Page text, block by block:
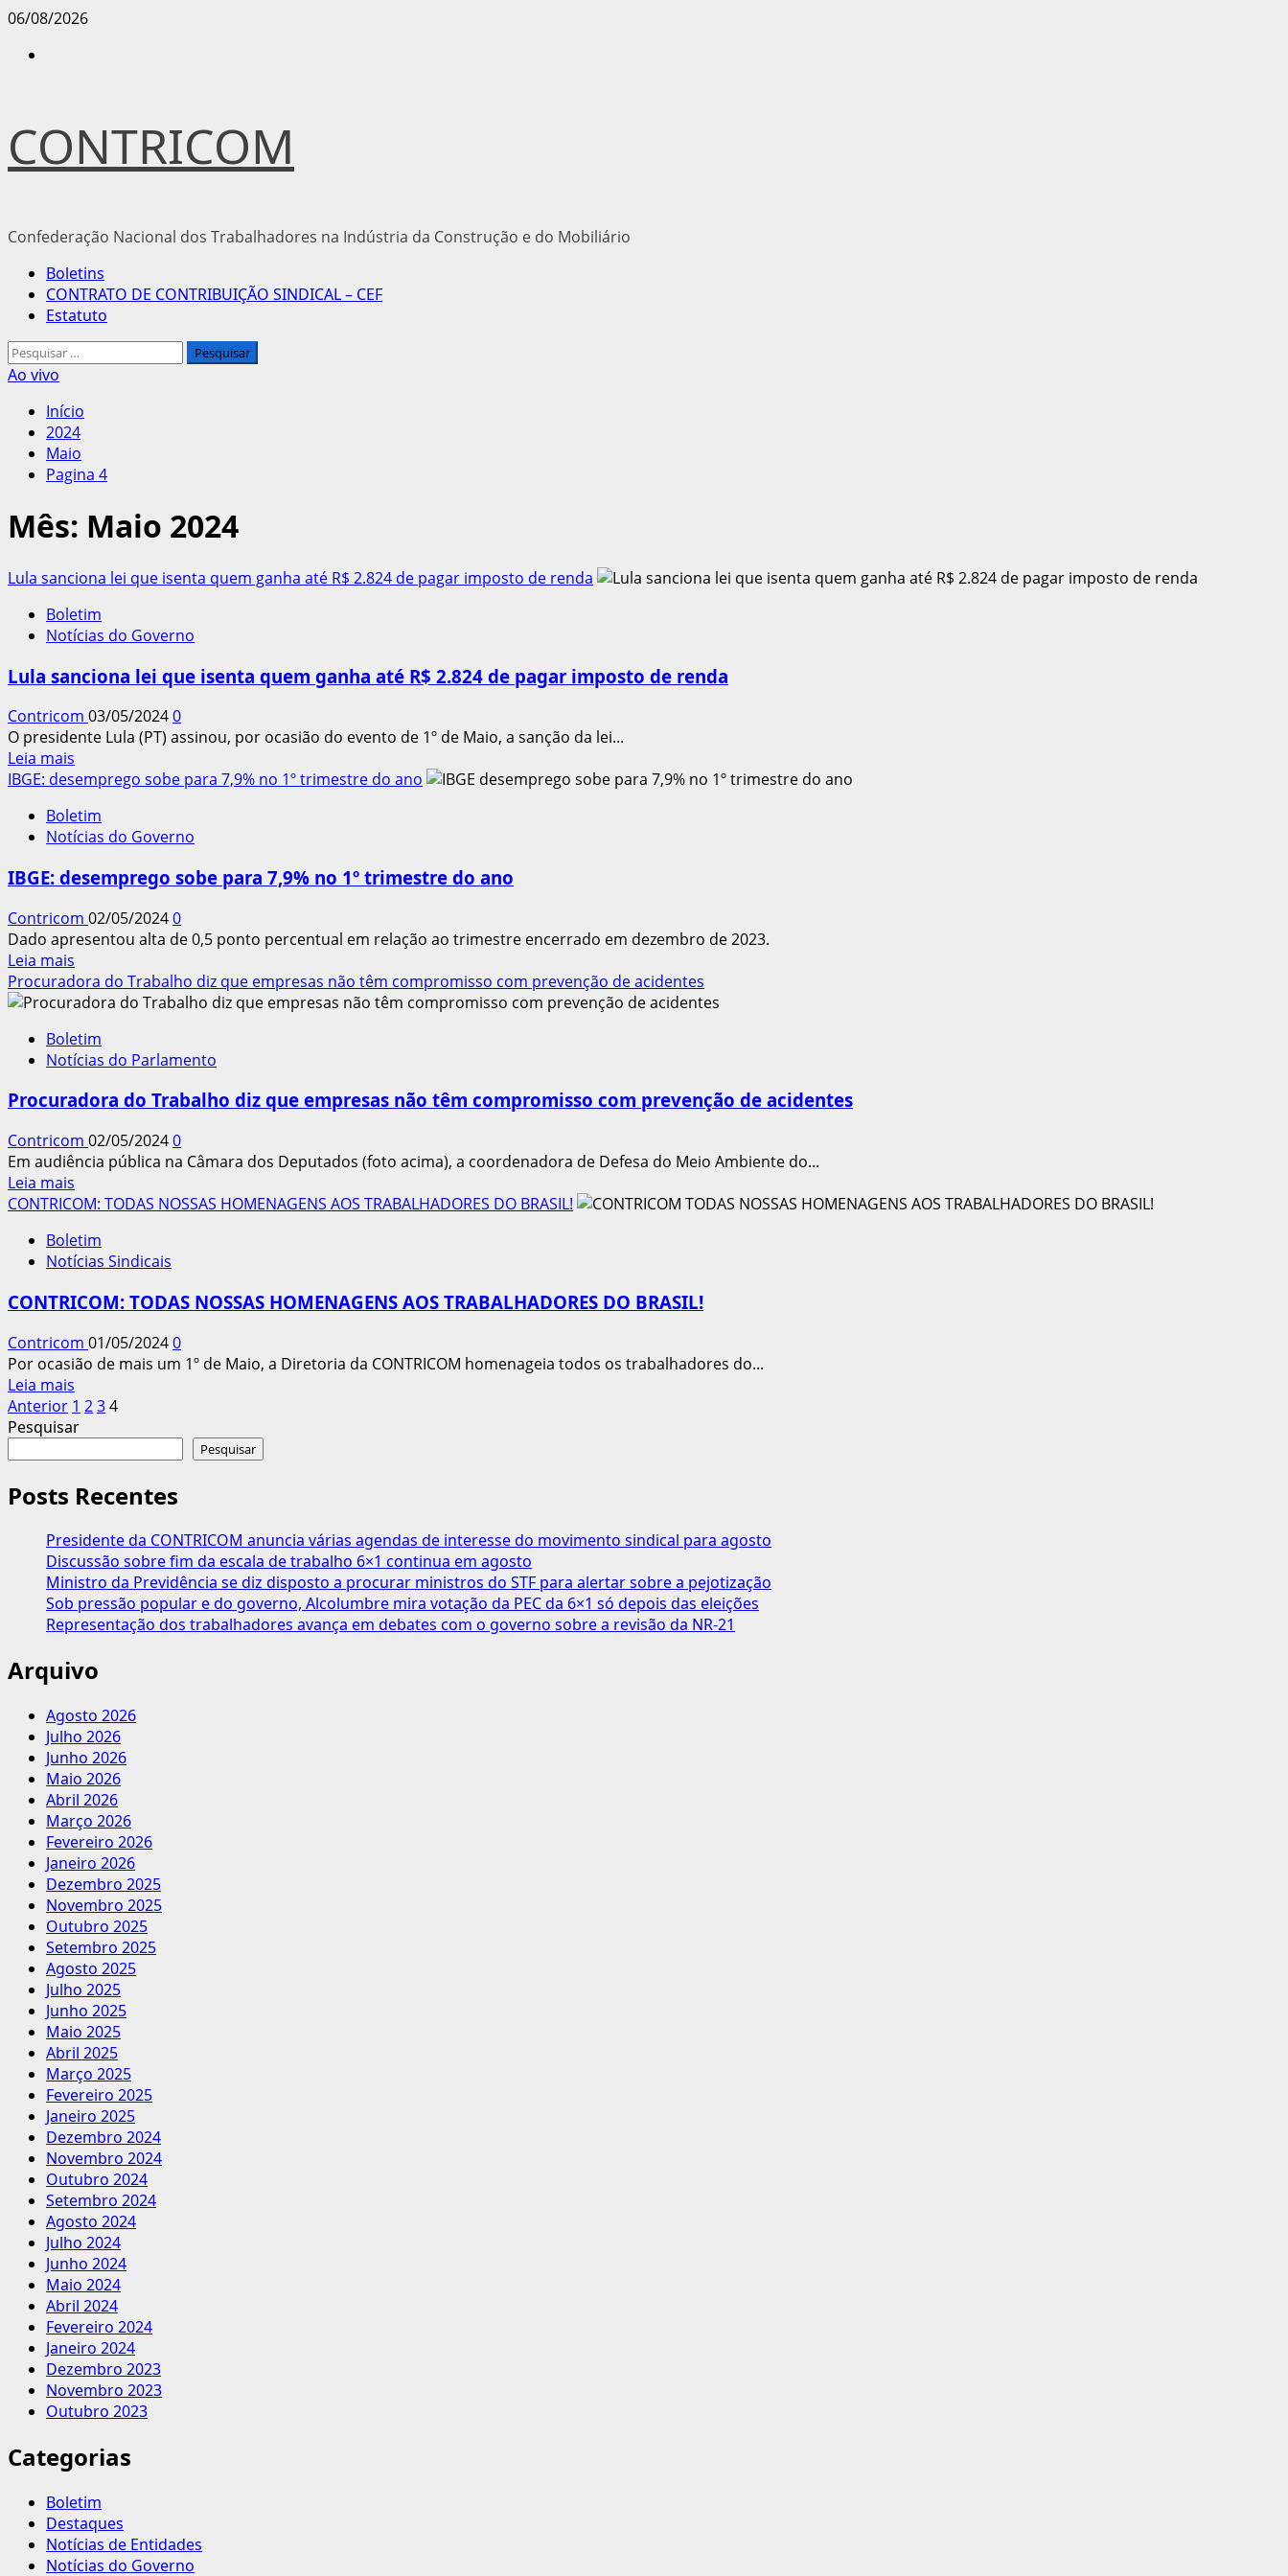
Avançar
06/08/2026
CONTRICOM
Confederação Nacional dos Trabalhadores na Indústria da Construção e do Mobiliário
Menu
principal
Boletins
CONTRATO DE CONTRIBUIÇÃO SINDICAL – CEF
Estatuto
Pesquisar
por:
Ao vivo
Início
2024
Maio
Pagina 4
Mês: Maio 2024
Lula sanciona lei que isenta quem ganha até R$ 2.824 de pagar imposto de renda
Boletim
Notícias do Governo
Lula sanciona lei que isenta quem ganha até R$ 2.824 de pagar imposto de renda
Contricom 03/05/20240
O presidente Lula (PT) assinou, por ocasião do evento de 1º de Maio, a sanção da lei...
Leia mais
mais
Lula
sanciona
que
quem
ganha
até
R$
2.824
de
pagar
imposto
de
renda
IBGE: desemprego sobe para 7,9% no 1º trimestre do ano
Boletim
Notícias do Governo
IBGE: desemprego sobe para 7,9% no 1º trimestre do ano
Contricom 02/05/20240
Dado apresentou alta de 0,5 ponto percentual em relação ao trimestre encerrado em dezembro de 2023.
Leia mais
mais
sobre
desemprego
sobe
7,9%
1º
trimestre
do
ano
Procuradora do Trabalho diz que empresas não têm compromisso com prevenção de acidentes
Boletim
Notícias do Parlamento
Procuradora do Trabalho diz que empresas não têm compromisso com prevenção de acidentes
Contricom 02/05/20240
Em audiência pública na Câmara dos Deputados (foto acima), a coordenadora de Defesa do Meio Ambiente do...
Leia mais
mais
Procuradora
do
diz
empresas
não
têm
compromisso
com
prevenção
acidentes
CONTRICOM: TODAS NOSSAS HOMENAGENS AOS TRABALHADORES DO BRASIL!
Boletim
Notícias Sindicais
CONTRICOM: TODAS NOSSAS HOMENAGENS AOS TRABALHADORES DO BRASIL!
Contricom 01/05/20240
Por ocasião de mais um 1º de Maio, a Diretoria da CONTRICOM homenageia todos os trabalhadores do...
Leia mais
mais
sobre
TODAS
NOSSAS
HOMENAGENS
AOS
TRABALHADORES
DO
BRASIL!
Paginação
dos
Anterior 1 234
Pesquisar
Pesquisar
Posts Recentes
Presidente da CONTRICOM anuncia várias agendas de interesse do movimento sindical para agosto
Discussão sobre fim da escala de trabalho 6×1 continua em agosto
Ministro da Previdência se diz disposto a procurar ministros do STF para alertar sobre a pejotização
Sob pressão popular e do governo, Alcolumbre mira votação da PEC da 6×1 só depois das eleições
Representação dos trabalhadores avança em debates com o governo sobre a revisão da NR-21
Arquivo
Agosto 2026
Julho 2026
Junho 2026
Maio 2026
Abril 2026
Março 2026
Fevereiro 2026
Janeiro 2026
Dezembro 2025
Novembro 2025
Outubro 2025
Setembro 2025
Agosto 2025
Julho 2025
Junho 2025
Maio 2025
Abril 2025
Março 2025
Fevereiro 2025
Janeiro 2025
Dezembro 2024
Novembro 2024
Outubro 2024
Setembro 2024
Agosto 2024
Julho 2024
Junho 2024
Maio 2024
Abril 2024
Fevereiro 2024
Janeiro 2024
Dezembro 2023
Novembro 2023
Outubro 2023
Categorias
Boletim
Destaques
Notícias de Entidades
Notícias do Governo